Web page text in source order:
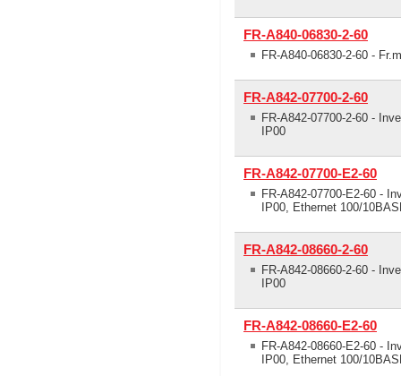
FR-A840-06830-2-60
FR-A840-06830-2-60 -
FR-A842-07700-2-60
FR-A842-07700-2-60 -
IP00
FR-A842-07700-E2-60
FR-A842-07700-E2-60 -
IP00, Ethernet 100/
FR-A842-08660-2-60
FR-A842-08660-2-60 -
IP00
FR-A842-08660-E2-60
FR-A842-08660-E2-60 -
IP00, Ethernet 100/